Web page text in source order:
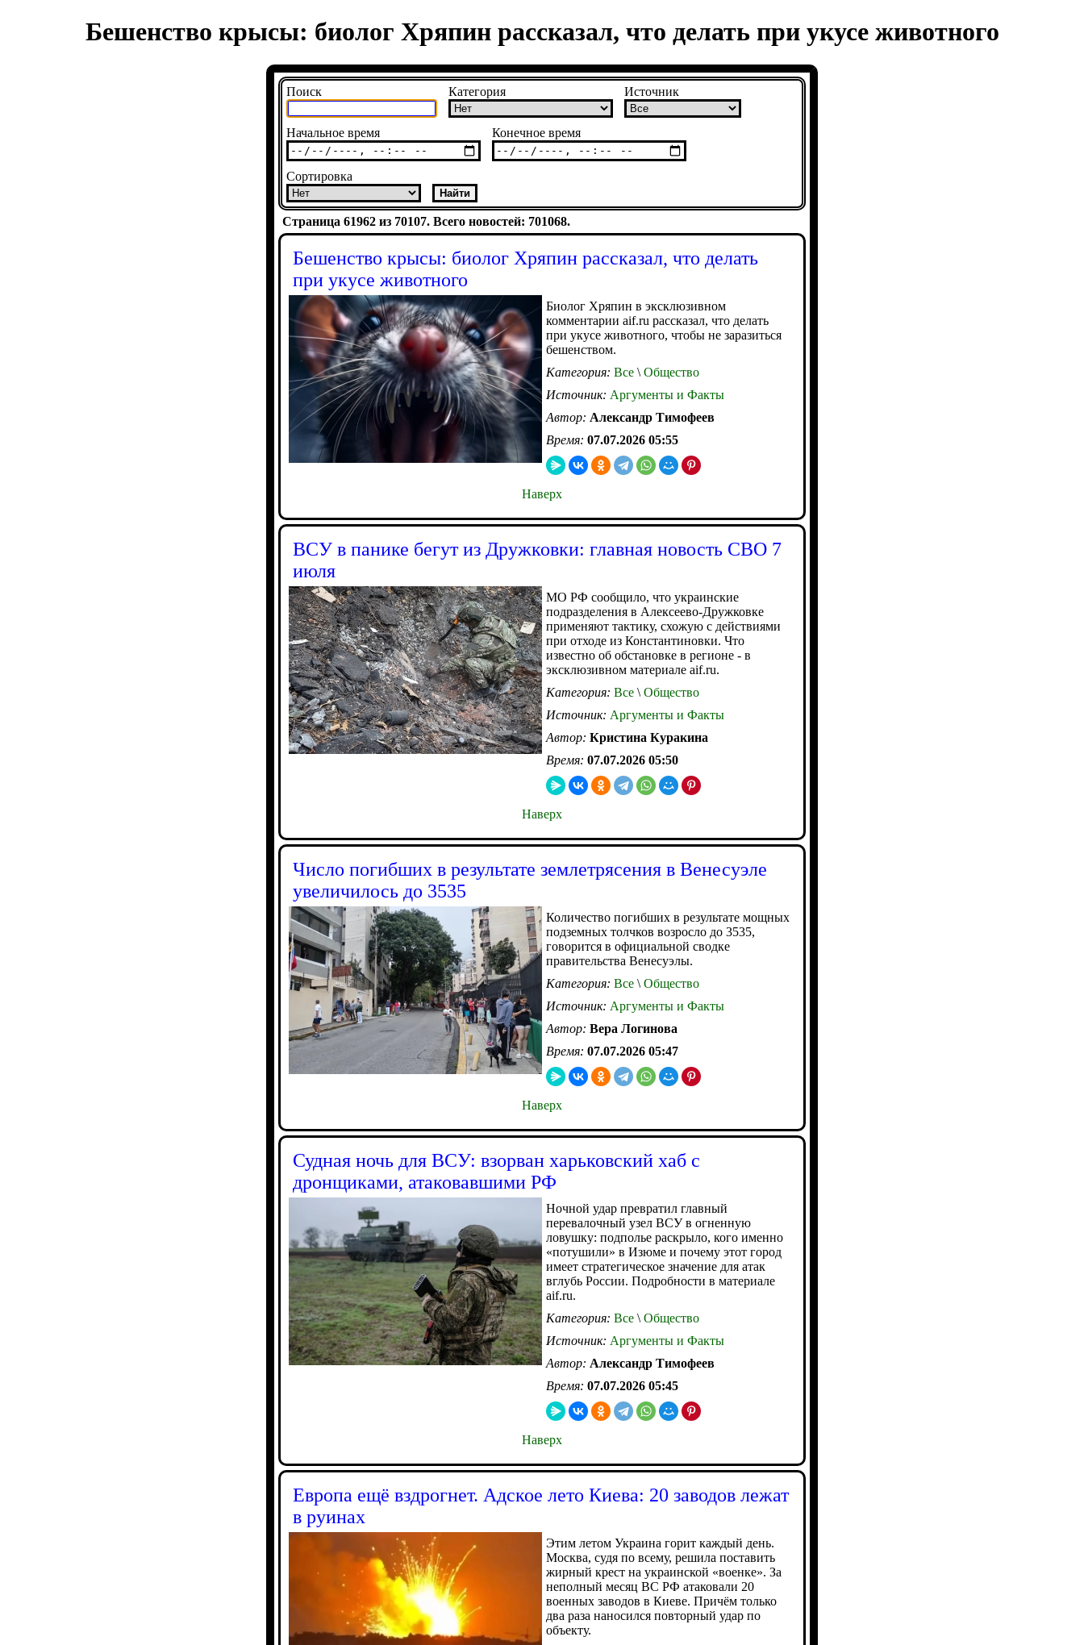
Бешенство крысы: биолог Хряпин рассказал, что делать при укусе животного
Поиск Категория Источник
Начальное время Конечное время
Сортировка
Страница 61962 из 70107. Всего новостей: 701068.
Бешенство крысы: биолог Хряпин рассказал, что делать
при укусе животного
Биолог Хряпин в эксклюзивном
комментарии aif.ru рассказал, что делать
при укусе животного, чтобы не заразиться
бешенством.
Категория: Все \ Общество
Источник: Аргументы и Факты
Автор: Александр Тимофеев
Время: 07.07.2026 05:55
Наверх
ВСУ в панике бегут из Дружковки: главная новость СВО 7
июля
МО РФ сообщило, что украинские
подразделения в Алексеево-Дружковке
применяют тактику, схожую с действиями
при отходе из Константиновки. Что
известно об обстановке в регионе - в
эксклюзивном материале aif.ru.
Категория: Все \ Общество
Источник: Аргументы и Факты
Автор: Кристина Куракина
Время: 07.07.2026 05:50
Наверх
Число погибших в результате землетрясения в Венесуэле
увеличилось до 3535
Количество погибших в результате мощных
подземных толчков возросло до 3535,
говорится в официальной сводке
правительства Венесуэлы.
Категория: Все \ Общество
Источник: Аргументы и Факты
Автор: Вера Логинова
Время: 07.07.2026 05:47
Наверх
Судная ночь для ВСУ: взорван харьковский хаб с
дронщиками, атаковавшими РФ
Ночной удар превратил главный
перевалочный узел ВСУ в огненную
ловушку: подполье раскрыло, кого именно
«потушили» в Изюме и почему этот город
имеет стратегическое значение для атак
вглубь России. Подробности в материале
aif.ru.
Категория: Все \ Общество
Источник: Аргументы и Факты
Автор: Александр Тимофеев
Время: 07.07.2026 05:45
Наверх
Европа ещё вздрогнет. Адское лето Киева: 20 заводов лежат
в руинах
Этим летом Украина горит каждый день.
Москва, судя по всему, решила поставить
жирный крест на украинской «военке». За
неполный месяц ВС РФ атаковали 20
военных заводов в Киеве. Причём только
два раза наносился повторный удар по
объекту.